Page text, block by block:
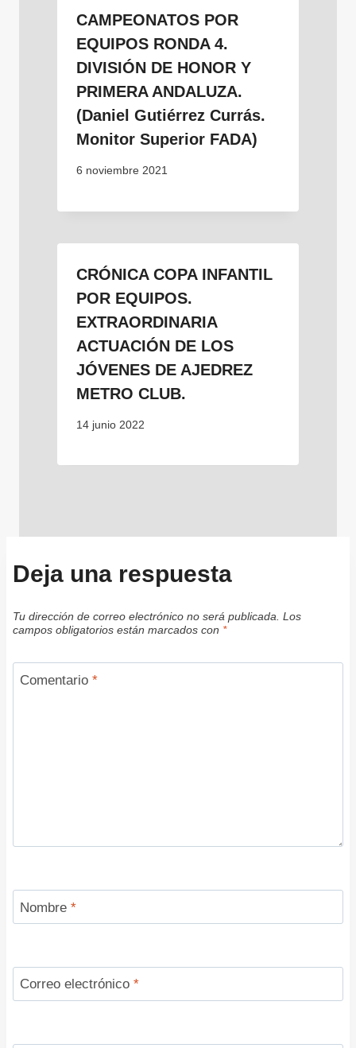
CAMPEONATOS POR
EQUIPOS RONDA 4.
DIVISIÓN DE HONOR Y
PRIMERA ANDALUZA.
(Daniel Gutiérrez Currás.
Monitor Superior FADA)
6 noviembre 2021
CRÓNICA COPA INFANTIL
POR EQUIPOS.
EXTRAORDINARIA
ACTUACIÓN DE LOS
JÓVENES DE AJEDREZ
METRO CLUB.
14 junio 2022
Deja una respuesta
Tu dirección de correo electrónico no será publicada. Los
campos obligatorios están marcados con *
Comentario *
Nombre *
Correo electrónico *